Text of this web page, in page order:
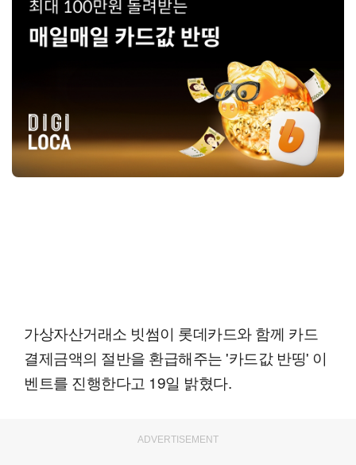
가상자산거래소 빗썸이 롯데카드와 함께 카드
결제금액의 절반을 환급해주는 '카드값 반띵' 이
벤트를 진행한다고 19일 밝혔다.
ADVERTISEMENT